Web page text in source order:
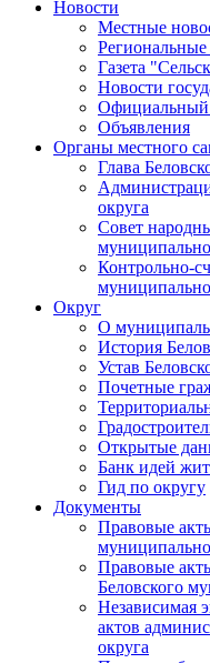
Новости
Местные
Региональные
Газета
Новости
Официальный
Объявления
Органы местного
Глава
округа
Совет
Контрольно-
Округ
О
История
Устав
Почетные
Открытые
Банк идей
Гид по округу
Документы
Правовые
Правовые
Беловского
Независимая
актов
округа